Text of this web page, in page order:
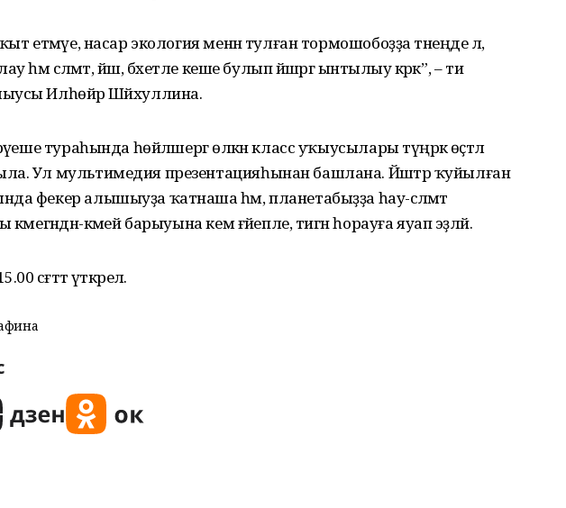
етмәүе, насар экология менән тулған тормошобоҙҙа тәнеңде лә,
һәм сәләмәт, йәш, бәхетле кеше булып йәшәргә ынтылыу кәрәк”, – ти
Илһөйәр Шәйхуллина.
тураһында һөйләшергә өлкән класс уҡыусылары түңәрәк өҫтәл
Ул мультимедия презентацияһынан башлана. Йәштәр ҡуйылған
фекер алышыуҙа ҡатнаша һәм, планетабыҙҙа һау-сәләмәт
кәмей барыуына кем ғәйепле, тигән һорауға яуап эҙләй.
сәғәттә үткәрелә.